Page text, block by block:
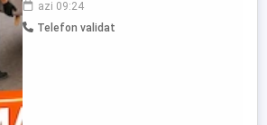
Sunati cu incredere MUTĂRI & RELOCĂRI:
Mutari partamente , garsoniere și sedii de
azi 09:24
Telefon validat